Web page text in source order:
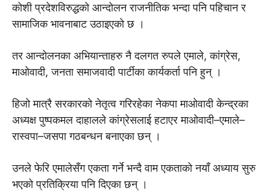
कोशी प्रदेशविरुद्धको आन्दोलन राजनीतिक भन्दा पनि पहिचान र
सामाजिक भावनाबाट उठाइएकाे छ ।
तर आन्दोलनका अभियान्ताहरु नै दलगत रुपले एमाले, कांग्रेस,
माओवादी, जनता समाजवादी पार्टीका कार्यकर्ता पनि हुन् ।
हिजो मात्रै सरकारको नेतृत्व गरिरहेका नेकपा माओवादी केन्द्रका
अध्यक्ष पुष्पकमल दाहालले कांग्रेसलाई हटाएर माओवादी–एमाले–
रास्वपा–जसपा गठबन्धन बनाएका छन् ।
उनले फेरि एमालेसँग एकता गर्ने भन्दै वाम एकताको नयाँ अध्याय सुरु
भएको प्रतिक्रिया पनि दिएका छन् ।